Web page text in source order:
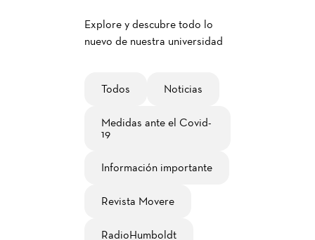
Explore y descubre todo lo
nuevo de nuestra universidad
Todos Noticias
Medidas ante el Covid-
19
Información importante
Revista Movere
RadioHumboldt